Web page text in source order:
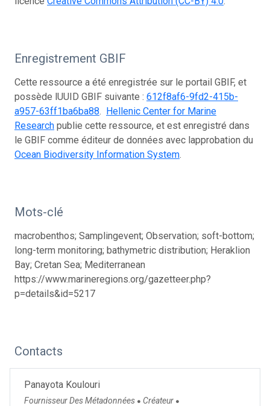
Enregistrement GBIF
Cette ressource a été enregistrée sur le portail GBIF, et
possède lUUID GBIF suivante : 612f8af6-9fd2-415b-
a957-63ff1ba6ba88. Hellenic Center for Marine
Research publie cette ressource, et est enregistré dans
le GBIF comme éditeur de données avec lapprobation du
Ocean Biodiversity Information System.
Mots-clé
macrobenthos; Samplingevent; Observation; soft-bottom;
long-term monitoring; bathymetric distribution; Heraklion
Bay; Cretan Sea; Mediterranean
https://www.marineregions.org/gazetteer.php?
p=details&id=5217
Contacts
Panayota Koulouri
Fournisseur Des Métadonnées ● Créateur ●